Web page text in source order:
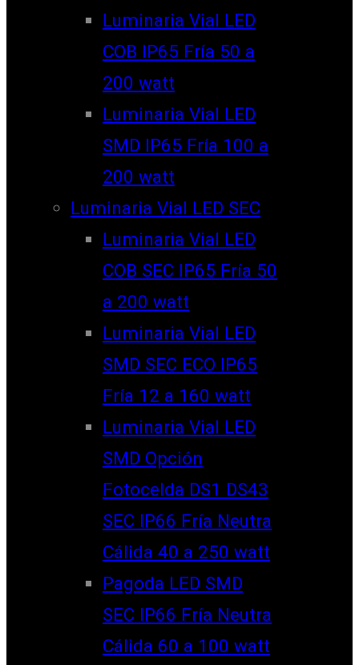
Luminaria Vial LED
COB IP65 Fría 50 a
200 watt
Luminaria Vial LED
SMD IP65 Fría 100 a
200 watt
Luminaria Vial LED SEC
Luminaria Vial LED
COB SEC IP65 Fría 50
a 200 watt
Luminaria Vial LED
SMD SEC ECO IP65
Fría 12 a 160 watt
Luminaria Vial LED
SMD Opción
Fotocelda DS1 DS43
SEC IP66 Fría Neutra
Cálida 40 a 250 watt
Pagoda LED SMD
SEC IP66 Fría Neutra
Cálida 60 a 100 watt